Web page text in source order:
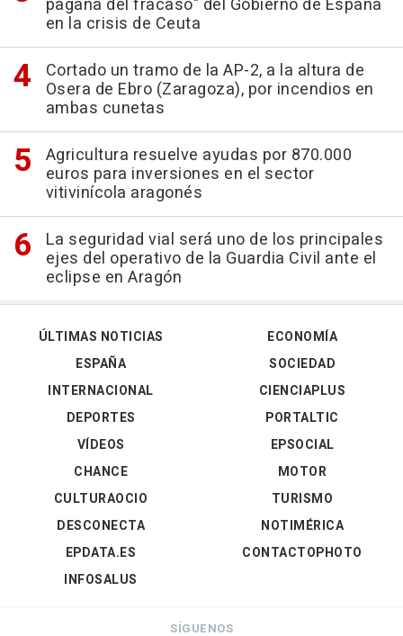
en la crisis de Ceuta
Cortado un tramo de la AP-2, a la altura de
Osera de Ebro (Zaragoza), por incendios en
ambas cunetas
Agricultura resuelve ayudas por 870.000
euros para inversiones en el sector
vitivinícola aragonés
La seguridad vial será uno de los principales
ejes del operativo de la Guardia Civil ante el
eclipse en Aragón
ÚLTIMAS NOTICIAS
ESPAÑA
INTERNACIONAL
DEPORTES
VÍDEOS
ECONOMÍA
SOCIEDAD
CIENCIAPLUS
PORTALTIC
EPSOCIAL
CHANCE
CULTURAOCIO
DESCONECTA
EPDATA.ES
INFOSALUS
MOTOR
TURISMO
NOTIMÉRICA
CONTACTOPHOTO
SÍGUENOS